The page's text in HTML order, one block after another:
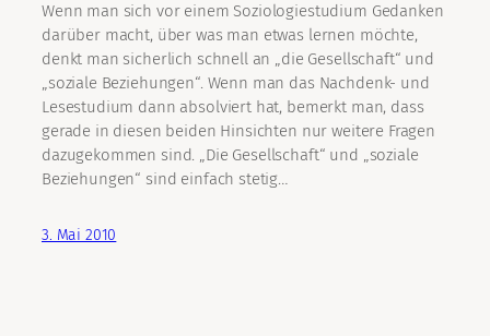
Wenn man sich vor einem Soziologiestudium Gedanken
darüber macht, über was man etwas lernen möchte,
denkt man sicherlich schnell an „die Gesellschaft“ und
„soziale Beziehungen“. Wenn man das Nachdenk- und
Lesestudium dann absolviert hat, bemerkt man, dass
gerade in diesen beiden Hinsichten nur weitere Fragen
dazugekommen sind. „Die Gesellschaft“ und „soziale
Beziehungen“ sind einfach stetig…
3. Mai 2010